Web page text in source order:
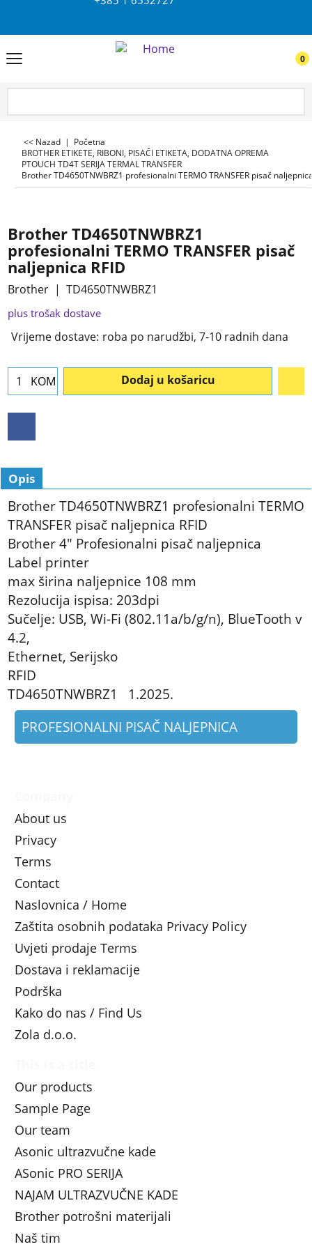
0
<< Nazad | Početna
BROTHER ETIKETE, RIBONI, PISAČI ETIKETA, DODATNA OPREMA
PTOUCH TD4T SERIJA TERMAL TRANSFER
Brother TD4650TNWBRZ1 profesionalni TERMO TRANSFER pisač
Brother TD4650TNWBRZ1
profesionalni TERMO TRANSFER pisač
naljepnica RFID
Brother TD4650TNWBRZ1
plus trošak dostave
Vrijeme dostave: roba po narudžbi, 7-10 radnih dana
KOM Dodaj u košaricu
Opis
Brother TD4650TNWBRZ1 profesionalni TERMO
TRANSFER pisač naljepnica RFID
Brother 4" Profesionalni pisač naljepnica
Label printer
max širina naljepnice 108 mm
Rezolucija ispisa: 203dpi
Sučelje: USB, Wi-Fi (802.11a/b/g/n), BlueTooth v
4.2,
Ethernet, Serijsko
RFID
TD4650TNWBRZ1 1.2025.
PROFESIONALNI PISAČ NALJEPNICA
About us
Privacy
Terms
Contact
Naslovnica / Home
Zaštita osobnih podataka Privacy Policy
Uvjeti prodaje Terms
Dostava i reklamacije
Podrška
Kako do nas / Find Us
Zola d.o.o.
Our products
Sample Page
Our team
Asonic ultrazvučne kade
ASonic PRO SERIJA
NAJAM ULTRAZVUČNE KADE
Brother potrošni materijali
Naš tim